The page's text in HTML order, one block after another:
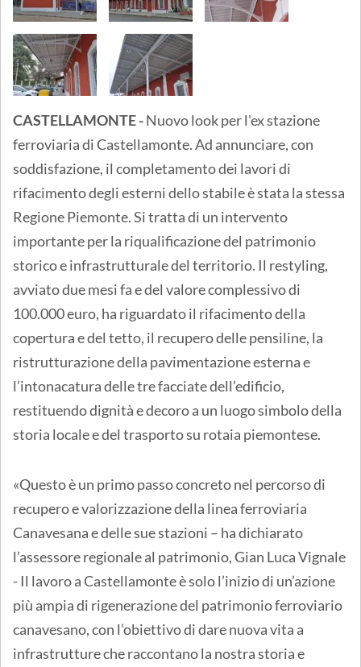
CASTELLAMONTE -Nuovo look per l'ex stazione
ferroviaria di Castellamonte. Ad annunciare, con
soddisfazione, il completamento dei lavori di
rifacimento degli esterni dello stabile è stata la stessa
Regione Piemonte. Si tratta di un intervento
importante per la riqualificazione del patrimonio
storico e infrastrutturale del territorio. Il restyling,
avviato due mesi fa e del valore complessivo di
100.000 euro, ha riguardato il rifacimento della
copertura e del tetto, il recupero delle pensiline, la
ristrutturazione della pavimentazione esterna e
l’intonacatura delle tre facciate dell’edificio,
restituendo dignità e decoro a un luogo simbolo della
storia locale e del trasporto su rotaia piemontese.
«Questo è un primo passo concreto nel percorso di
recupero e valorizzazione della linea ferroviaria
Canavesana e delle sue stazioni – ha dichiarato
l’assessore regionale al patrimonio, Gian Luca Vignale
- Il lavoro a Castellamonte è solo l’inizio di un’azione
più ampia di rigenerazione del patrimonio ferroviario
canavesano, con l’obiettivo di dare nuova vita a
infrastrutture che raccontano la nostra storia e